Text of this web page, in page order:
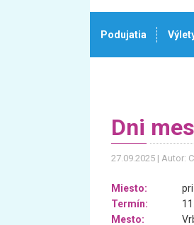
Podujatia
Dni
27.09.2025 Autor:
Miesto:
Termín:
Mesto: